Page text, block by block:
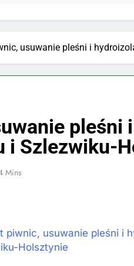
usuwanie pleśni i
pleśni
i Szlezwiku-
Mins
piwnic, usuwanie pleśni i
Holsztynie